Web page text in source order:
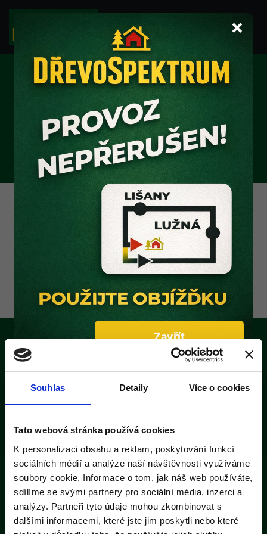
Souhlas Detaily Více o cookies
Tato webová stránka používá cookies
K personalizaci obsahu a reklam, poskytování funkcí
sociálních médií a analýze naší návštěvnosti využíváme
soubory cookie. Informace o tom, jak náš web používáte,
sdílíme se svými partnery pro sociální média, inzerci a
analýzy. Partneři tyto údaje mohou zkombinovat s
dalšími informacemi, které jste jim poskytli nebo které
ZAHRADNÍ
NÁŘADÍ
DŘEVOSPEKTRUM RAKOVNÍK
×
Zavřít